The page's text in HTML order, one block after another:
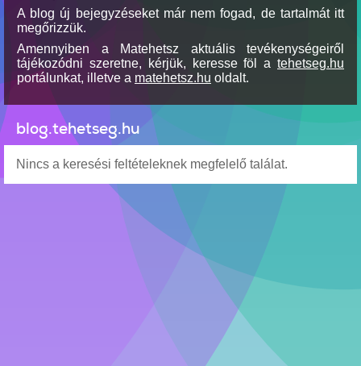
A blog új bejegyzéseket már nem fogad, de tartalmát itt
megőrizzük.
Amennyiben a Matehetsz aktuális tevékenységeiről
tájékozódni szeretne, kérjük, keresse föl a tehetseg.hu
portálunkat, illetve a matehetsz.hu oldalt.
blog.tehetseg.hu
Nincs a keresési feltételeknek megfelelő találat.